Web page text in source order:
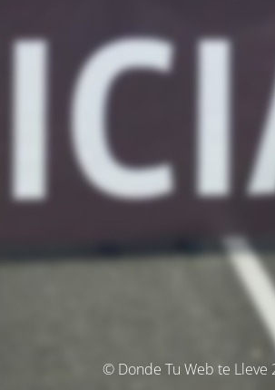
© Donde Tu Web te Lleve